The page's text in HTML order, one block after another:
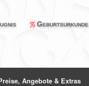
Geburtsurkunde
Angebote & Extras